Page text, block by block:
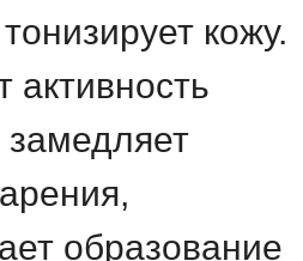
кожу.
активность
замедляет
образование